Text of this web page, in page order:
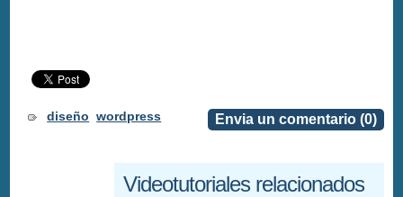
Envia un comentario (0)
diseño wordpress
Videotutoriales relacionados